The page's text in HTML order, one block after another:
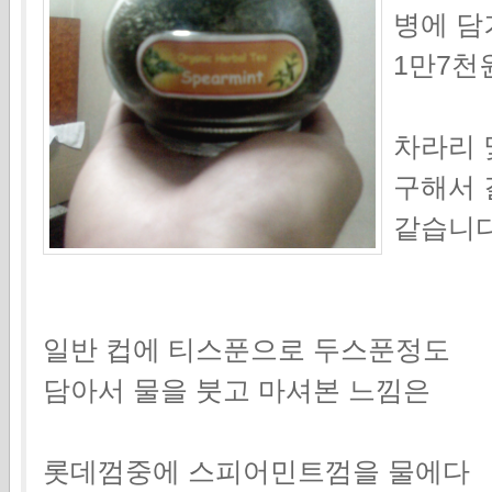
병에
1만7천
차라리
구해서
같습니
일반 컵에 티스푼으로 두스푼정도
담아서 물을 붓고 마셔본 느낌은
롯데껌중에 스피어민트껌을 물에다